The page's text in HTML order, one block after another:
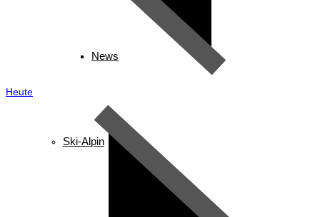
News
Ski-Alpin
Heute